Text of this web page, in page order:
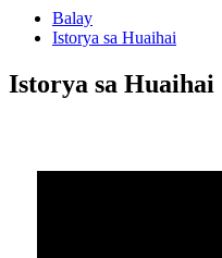
Balay
Istorya sa Huaihai
Istorya sa Huaihai